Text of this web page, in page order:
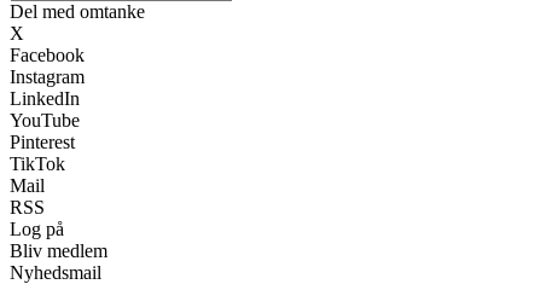
Del med omtanke
X
Facebook
Instagram
LinkedIn
YouTube
Pinterest
TikTok
Mail
RSS
Log på
Bliv medlem
Nyhedsmail